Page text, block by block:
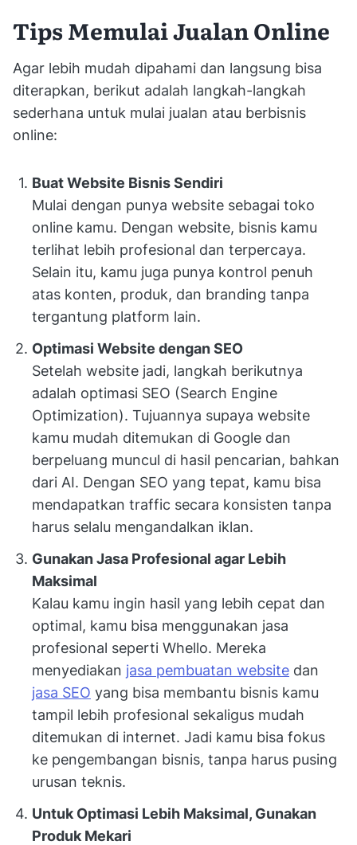
Tips Memulai Jualan Online
Agar lebih mudah dipahami dan langsung bisa
diterapkan, berikut adalah langkah-langkah
sederhana untuk mulai jualan atau berbisnis
online:
Buat Website Bisnis Sendiri
Mulai dengan punya website sebagai toko
online kamu. Dengan website, bisnis kamu
terlihat lebih profesional dan terpercaya.
Selain itu, kamu juga punya kontrol penuh
atas konten, produk, dan branding tanpa
tergantung platform lain.
Optimasi Website dengan SEO
Setelah website jadi, langkah berikutnya
adalah optimasi SEO (Search Engine
Optimization). Tujuannya supaya website
kamu mudah ditemukan di Google dan
berpeluang muncul di hasil pencarian, bahkan
dari AI. Dengan SEO yang tepat, kamu bisa
mendapatkan traffic secara konsisten tanpa
harus selalu mengandalkan iklan.
Gunakan Jasa Profesional agar Lebih
Maksimal
Kalau kamu ingin hasil yang lebih cepat dan
optimal, kamu bisa menggunakan jasa
profesional seperti Whello. Mereka
menyediakan jasa pembuatan website dan
jasa SEO yang bisa membantu bisnis kamu
tampil lebih profesional sekaligus mudah
ditemukan di internet. Jadi kamu bisa fokus
ke pengembangan bisnis, tanpa harus pusing
urusan teknis.
Untuk Optimasi Lebih Maksimal, Gunakan
Produk Mekari